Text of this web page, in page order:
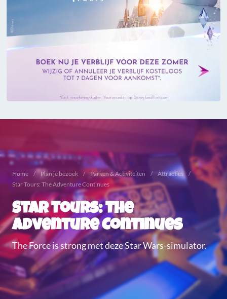
Home Plan je bezoek Parken & Activiteiten
Attracties
Star Tours: The Adventure Continues
Star Tours: The
Adventure Continues
The Force is strong met deze Star Wars-simulator.